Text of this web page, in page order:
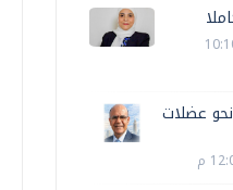
06 اغسطس 2026 10:10
عضلات